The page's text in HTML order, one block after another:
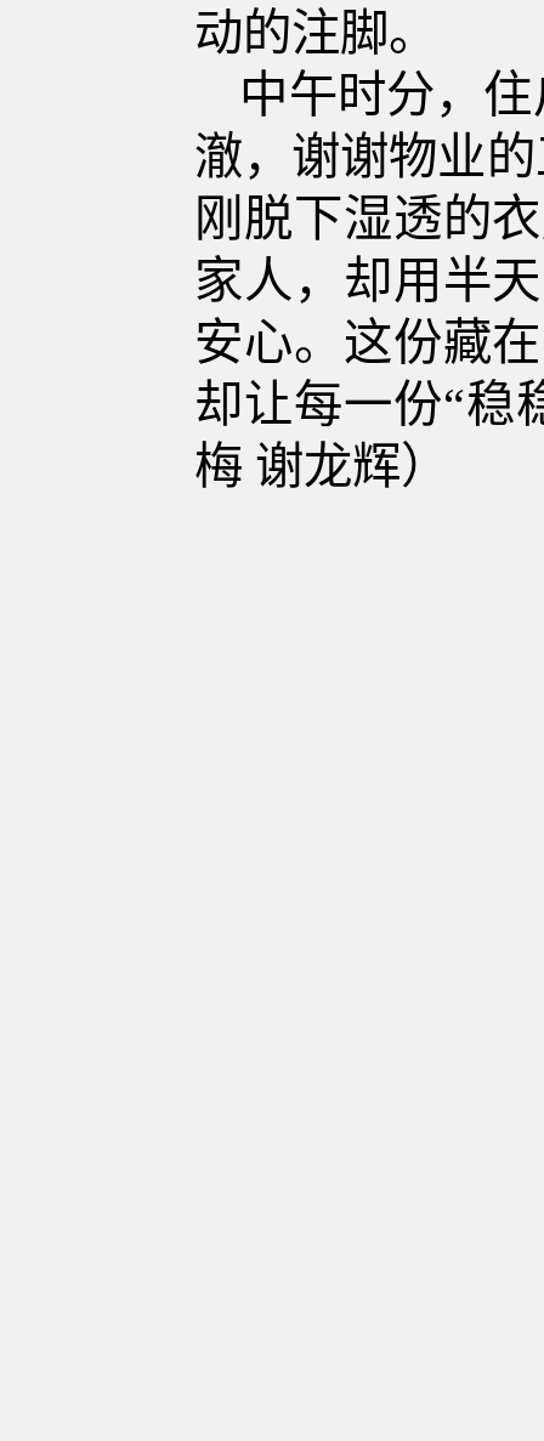
动的注脚。
中午时分，
澈，谢谢物业
刚脱下湿透的
家人，却用半
安心。这份藏
却让每一份“稳
梅 谢龙辉）